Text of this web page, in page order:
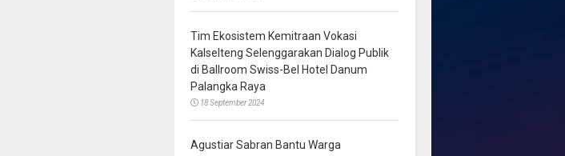
Tim Ekosistem Kemitraan Vokasi
Kalselteng Selenggarakan Dialog Publik
di Ballroom Swiss-Bel Hotel Danum
Palangka Raya
18 September 2024
Agustiar Sabran Bantu Warga